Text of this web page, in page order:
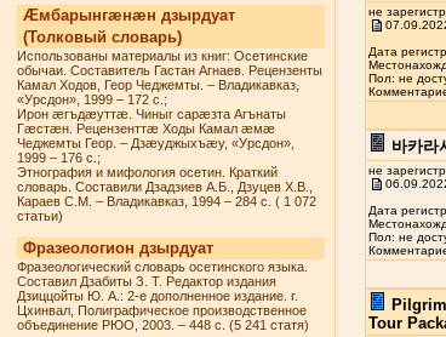
Æмбарынгæнæн дзырдуат
(Толковый словарь)
Использованы материалы из книг: Осетинские
обычаи. Составитель Гастан Агнаев. Рецензенты
Камал Ходов, Геор Чеджемты. – Владикавказ,
«Урсдон», 1999 – 172 с.;
Ирон æгъдæуттæ. Чиныг сарæзта Агънаты
Гæстæн. Рецензенттæ Ходы Камал æмæ
Чеджемты Геор. – Дзæуджыхъæу, «Урсдон»,
1999 – 176 с.;
Этнография и мифология осетин. Краткий
словарь. Составили Дзадзиев А.Б., Дзуцев Х.В.,
Караев С.М. – Владикавказ, 1994 – 284 с. ( 1 072
статьи)
Фразеологион дзырдуат
Фразеологический словарь осетинского языка.
Составил Дзабиты З. Т. Редактор издания
Дзиццойты Ю. А.: 2-е дополненное издание. г.
Цхинвал, Полиграфическое производственное
объединение РЮО, 2003. – 448 с. (5 241 статя)
не
Дата
Пол: не
바카라
не
Дата
Пол: не
Tour